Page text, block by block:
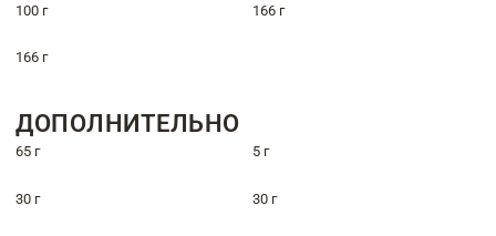
100 г 166 г
166 г
ДОПОЛНИТЕЛЬНО
65 г 5 г
30 г 30 г